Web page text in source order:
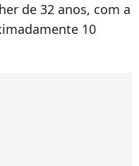
de 32 anos, com a
10